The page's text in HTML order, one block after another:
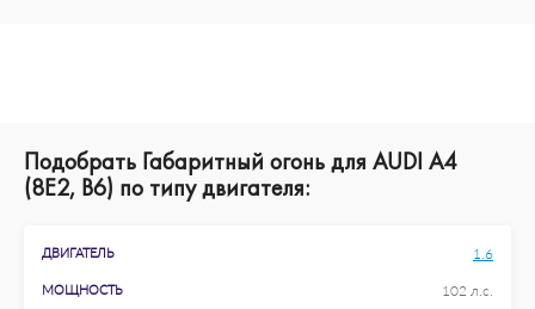
Подобрать Габаритный огонь для AUDI A4
(8E2, B6) по типу двигателя:
ДВИГАТЕЛЬ 1.6
МОЩНОСТЬ 102 л.с.